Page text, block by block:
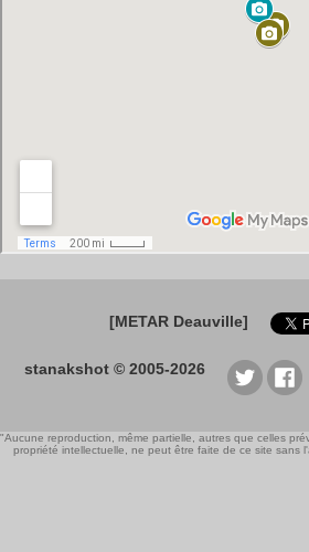
[METAR Deauville]
stanakshot © 2005-2026
"Aucune reproduction, même partielle, autres que celles
propriété intellectuelle, ne peut être faite de ce site sans